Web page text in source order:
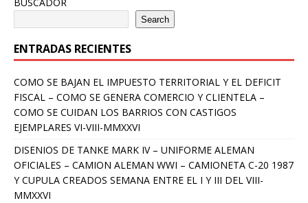
Search
ENTRADAS RECIENTES
COMO SE BAJAN EL IMPUESTO TERRITORIAL Y EL DEFICIT
FISCAL – COMO SE GENERA COMERCIO Y CLIENTELA –
COMO SE CUIDAN LOS BARRIOS CON CASTIGOS
EJEMPLARES VI-VIII-MMXXVI
DISENIOS DE TANKE MARK IV – UNIFORME ALEMAN
OFICIALES – CAMION ALEMAN WWI – CAMIONETA C-20 1987
Y CUPULA CREADOS SEMANA ENTRE EL I Y III DEL VIII-
MMXXVI